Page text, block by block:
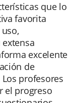
que lo
favorita
excelente
de
profesores
el progreso